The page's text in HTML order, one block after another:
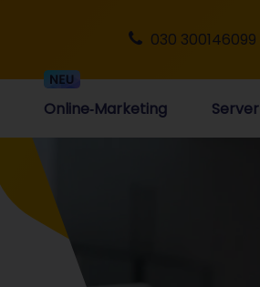
030 300146099
Online‑Marketing Server